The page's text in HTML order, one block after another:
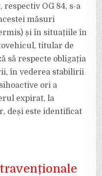
CĂ
VOR
CU
APARATELE
ȘOFERII
SE
ÎNCADREAZĂ
ÎN
4
SUNT
ACESTEA!
OG 84, s-a
măsuri
și în situațiile în
titular de
să respecte obligația
în vederea stabilirii
ori a
expirat, la
deși este identificat